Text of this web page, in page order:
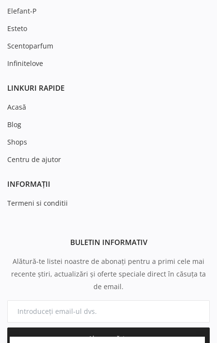
Elefant-P
Esteto
Scentoparfum
Infinitelove
LINKURI RAPIDE
Acasă
Blog
Shops
Centru de ajutor
INFORMAȚII
Termeni si conditii
BULETIN INFORMATIV
Alătură-te listei noastre de abonați pentru a primi cele mai
recente știri, actualizări și oferte speciale direct în căsuța ta
de email.
Abonează-te